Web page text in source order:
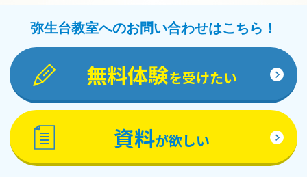
弥生台教室へのお問い合わせはこちら！
無料体験を受けたい
資料が欲しい